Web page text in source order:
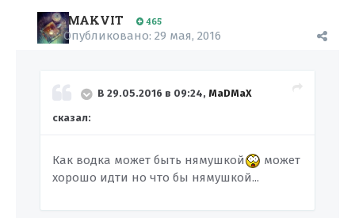
MAKVIT 465
Опубликовано: 29 мая, 2016
В 29.05.2016 в 09:24, MaDMaX
сказал:
Как водка может быть нямушкой
может
хорошо идти но что бы нямушкой...